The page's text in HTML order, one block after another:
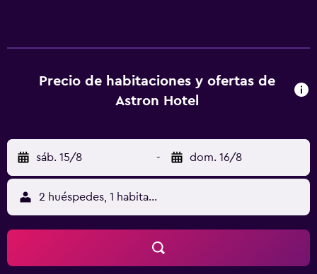
wifi gratis. Entre las comodidades especialmente
pensadas para las personas en viaje de negocios se
planchar con plancha. Se ofrece servicio de limpieza
todos los días. Se pueden practicar las actividades de ocio
y esparcimiento que se indican más abajo en las
instalaciones o cerca del alojamiento (es posible que se
aplique un recargo).
Precio de habitaciones y ofertas de
Astron Hotel
sáb. 15/8 - dom. 16/8
2 huéspedes, 1 habitación